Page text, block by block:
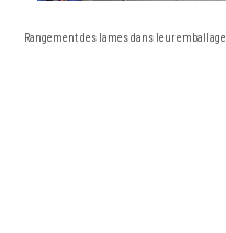
Rangement des lames dans leur emballage